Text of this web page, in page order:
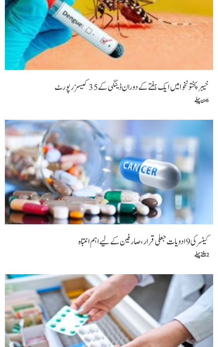
خیبرپختونخوا میں ایک ہفتے کے دوران ڈینگی کے 35 کیسز رپورٹ
6 دن پہلے
کینسر کی 9 ادویات جعلی قرار، صارفین کے لیے اہم انتباہ
2 ہفتے پہلے